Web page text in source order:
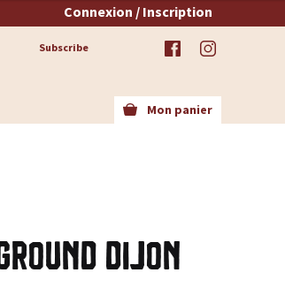
Connexion / Inscription
Mon panier
Subscribe
Dijon